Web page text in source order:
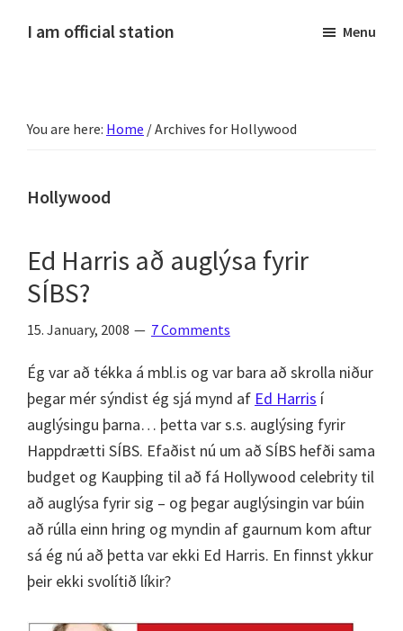
I am official station
fréttir
og
skemmtilegt
:)
Menu
You are here: Home /Archives for Hollywood
Hollywood
Ed Harris að auglýsa fyrir
SÍBS?
15. January, 2008 7 Comments
Ég var að tékka á mbl.is og var bara að skrolla niður
þegar mér sýndist ég sjá mynd af Ed Harris í
auglýsingu þarna… þetta var s.s. auglýsing fyrir
Happdrætti SÍBS. Efaðist nú um að SÍBS hefði sama
budget og Kaupþing til að fá Hollywood celebrity til
að auglýsa fyrir sig – og þegar auglýsingin var búin
að rúlla einn hring og myndin af gaurnum kom aftur
sá ég nú að þetta var ekki Ed Harris. En finnst ykkur
þeir ekki svolítið líkir?